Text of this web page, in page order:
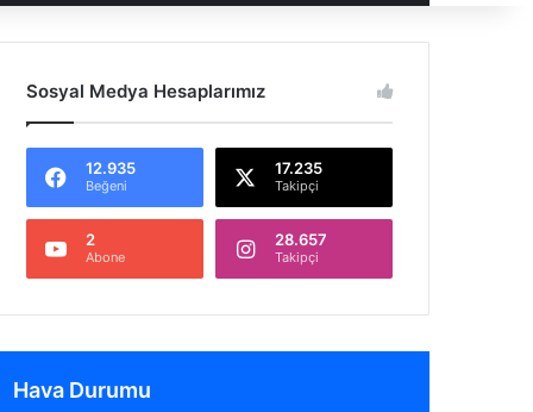
Sosyal Medya Hesaplarımız
12.935
Beğeni
17.235
Takipçi
2
Abone
28.657
Takipçi
Hava Durumu